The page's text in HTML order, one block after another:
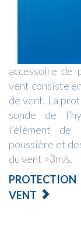
accessoire de
vent consiste
de vent. La
sonde de
l’élément
poussière et
du vent >3m/s.
VENT